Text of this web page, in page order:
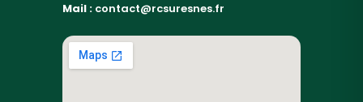
Mail : contact@rcsuresnes.fr